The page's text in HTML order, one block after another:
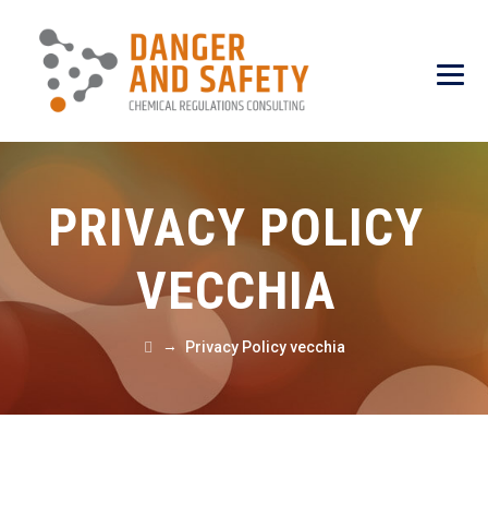
PRIVACY POLICY
VECCHIA
→ Privacy Policy vecchia